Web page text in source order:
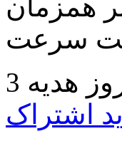
همزمان
سرعت
روز هدیه
اشتراک